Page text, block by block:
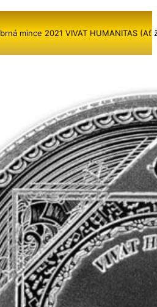
mince 2021 VIVAT HUMANITAS